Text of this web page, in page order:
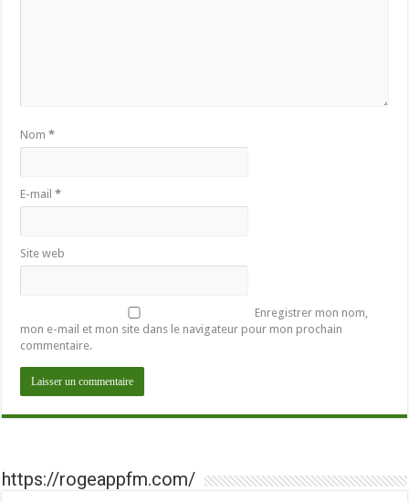
Nom*
E-mail*
Site web
Enregistrer mon nom,
mon e-mail et mon site dans le navigateur pour mon prochain
commentaire.
https://rogeappfm.com/